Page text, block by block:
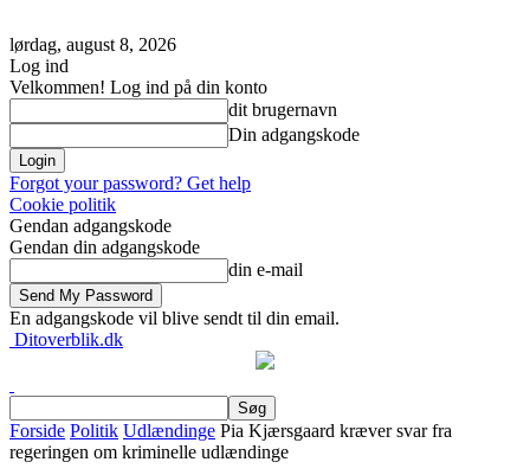
lørdag, august 8, 2026
Log ind
Velkommen! Log ind på din konto
dit brugernavn
Din adgangskode
Forgot your password? Get help
Cookie politik
Gendan adgangskode
Gendan din adgangskode
din e-mail
En adgangskode vil blive sendt til din email.
Ditoverblik.dk
Forside Politik Udlændinge Pia Kjærsgaard kræver svar fra
regeringen om kriminelle udlændinge